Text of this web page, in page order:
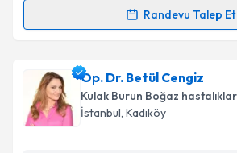
Kişisel verilerimin işlenmesine
Metni'ni okudum ve kişisel
Takvim Talebini
Randevu Talep Et
Randevu Takvimi Talebi
Prof. Dr. Azmi Özleriçin randevu
oluşturun. Size bu uzmandan
takvim hazırlandığında e-posta ile
Op. Dr. Betül Cengiz
Kulak Burun Boğaz
İstanbul, Kadıköy